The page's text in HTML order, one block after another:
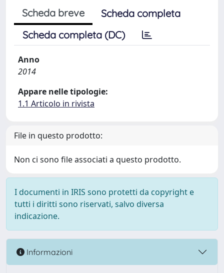
Scheda breve
Scheda completa
Scheda completa (DC)
Anno
2014
Appare nelle tipologie:
1.1 Articolo in rivista
File in questo prodotto:
Non ci sono file associati a questo prodotto.
I documenti in IRIS sono protetti da copyright e
tutti i diritti sono riservati, salvo diversa
indicazione.
Informazioni